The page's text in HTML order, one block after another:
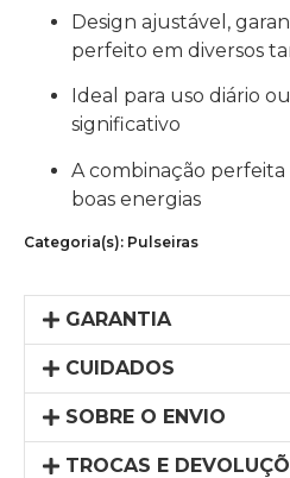
Design ajustável,
perfeito em diversos
Ideal para uso diário
significativo
A combinação perfeita
boas energias
Categoria(s): Pulseiras
GARANTIA
CUIDADOS
SOBRE O ENVIO
TROCAS E